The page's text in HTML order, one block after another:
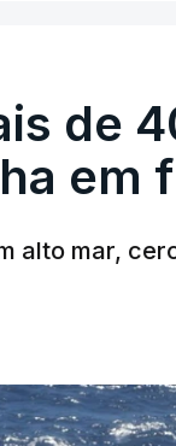
de
em
alto mar,